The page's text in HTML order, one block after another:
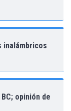
inalámbricos
opinión de